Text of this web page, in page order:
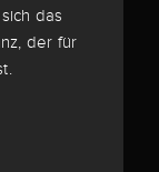
das
der für